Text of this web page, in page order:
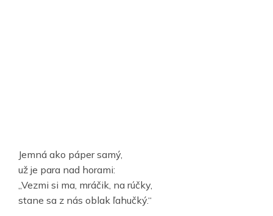
Jemná ako páper samý,
už je para nad horami:
„Vezmi si ma, mráčik, na rúčky,
stane sa z nás oblak ľahučký.“